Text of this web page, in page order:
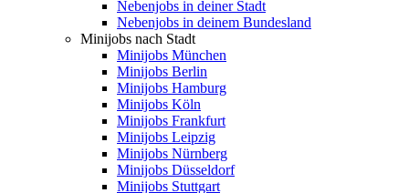
Nebenjobs in deiner Stadt
Nebenjobs in deinem Bundesland
Minijobs nach Stadt
Minijobs München
Minijobs Berlin
Minijobs Hamburg
Minijobs Köln
Minijobs Frankfurt
Minijobs Leipzig
Minijobs Nürnberg
Minijobs Düsseldorf
Minijobs Stuttgart